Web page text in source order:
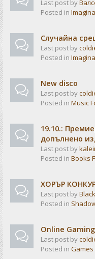
Last post by
Posted in
Случайна
Last post by
Posted in
New disco
Last post by
Posted in Music
19.10.:
допълнено
Last post by
Posted in Books
ХОРЪР
Last post by
Posted in
Online Gaming
Last post by
Posted in Games